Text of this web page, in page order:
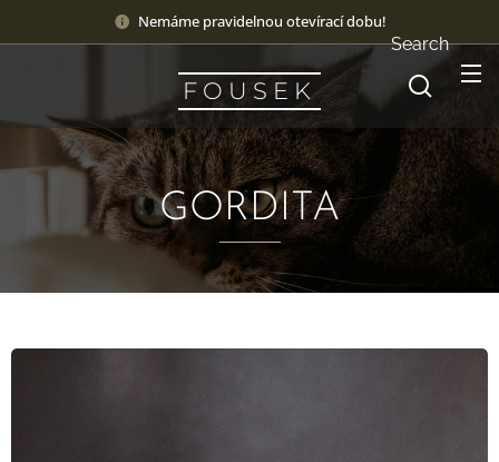
Nemáme pravidelnou otevírací dobu!
F O U S E K
Search
GORDITA